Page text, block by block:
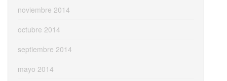
noviembre 2014
octubre 2014
septiembre 2014
mayo 2014